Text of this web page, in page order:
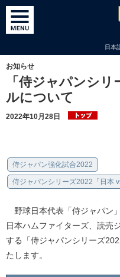
日本
お知らせ
「侍ジャパンシ
ルについて
2022年10月28日
侍ジャパン強化試合2022
侍ジャパンシリーズ2022「日本
野球日本代表「侍ジャパン
日本ハムファイターズ、読売
する「侍ジャパンシリーズ
たします。